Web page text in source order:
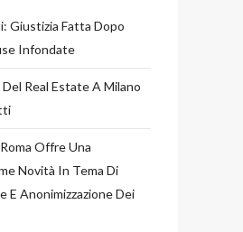
Giustizia Fatta Dopo
Infondate
Real Estate A Milano
Offre Una
Novità In Tema Di
E Anonimizzazione Dei